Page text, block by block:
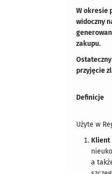
W okresie
widoczny
zakupu.
przyjęcie
Definicje
Użyte w
Klient
a